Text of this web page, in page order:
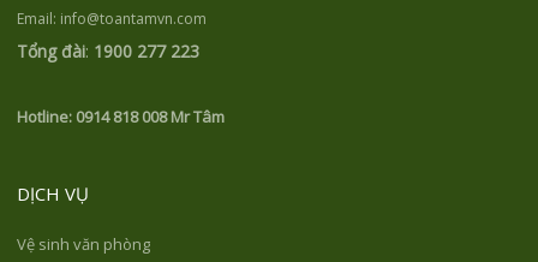
Email: info@toantamvn.com
Tổng đài: 1900 277 223
Hotline: 0914 818 008 Mr Tâm
DỊCH VỤ
Vệ sinh văn phòng